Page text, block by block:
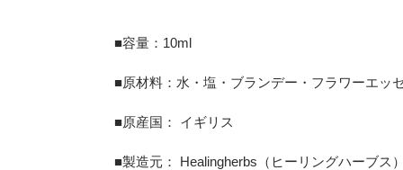
■容量：10ml
■原材料：水・塩・ブランデー・フラワーエッ
■原産国： イギリス
■製造元： Healingherbs（ヒーリングハーブス）